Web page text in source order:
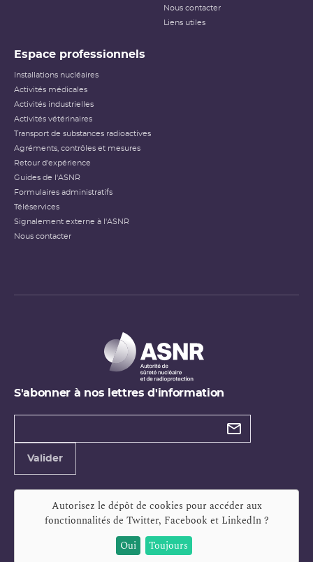
Nous contacter
Liens utiles
Espace professionnels
Installations nucléaires
Activités médicales
Activités industrielles
Activités vétérinaires
Transport de substances radioactives
Agréments, contrôles et mesures
Retour d'expérience
Guides de l'ASNR
Formulaires administratifs
Téléservices
Signalement externe à l'ASNR
Nous contacter
S'abonner à nos lettres d'information
Types de
Valider
Autorisez le dépôt de cookies pour accéder aux
fonctionnalités de Twitter, Facebook et LinkedIn?
Oui
Toujours